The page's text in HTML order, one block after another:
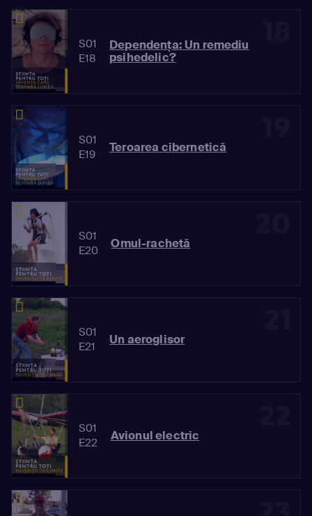
S01
E18
Dependența: Un remediu
psihedelic?
S01
E19
Teroarea cibernetică
S01
E20
Omul-rachetă
S01
E21
Un aeroglisor
S01
E22
Avionul electric